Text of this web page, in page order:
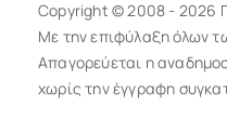
Copyright © 2008 - 2026
Με την επιφύλαξη όλων
Απαγορεύεται η
χωρίς την έγγραφη